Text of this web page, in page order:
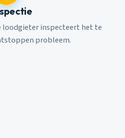
loodgieter inspecteert het te
probleem.